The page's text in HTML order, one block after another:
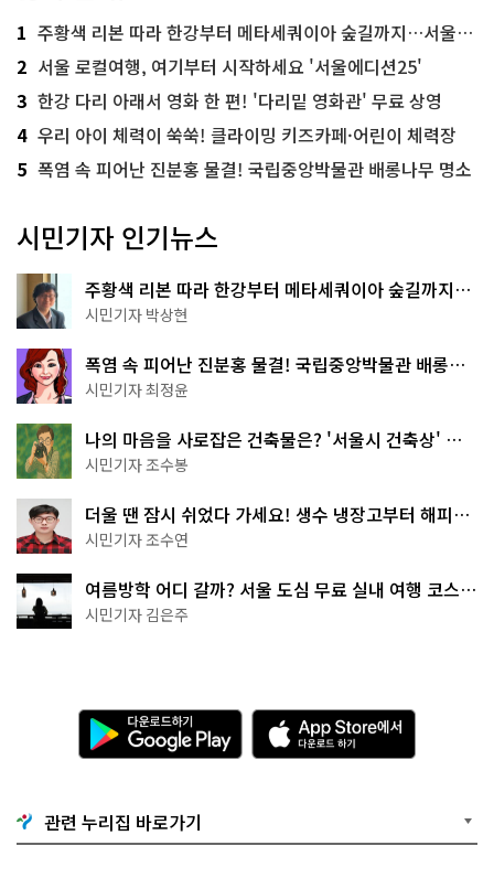
1 주황색 리본 따라 한강부터 메타세쿼이아 숲길까지…서울둘레길 15코스
2 서울 로컬여행, 여기부터 시작하세요 '서울에디션25'
3 한강 다리 아래서 영화 한 편! '다리밑 영화관' 무료 상영
4 우리 아이 체력이 쑥쑥! 클라이밍 키즈카페·어린이 체력장
5 폭염 속 피어난 진분홍 물결! 국립중앙박물관 배롱나무 명소
시민기자 인기뉴스
주황색 리본 따라 한강부터 메타세쿼이아 숲길까지…
서울둘레길 15코스
시민기자 박상현
폭염 속 피어난 진분홍 물결! 국립중앙박물관 배롱나
무 명소
시민기자 최정윤
나의 마음을 사로잡은 건축물은? '서울시 건축상' 수
상작 공개!
시민기자 조수봉
더울 땐 잠시 쉬었다 가세요! 생수 냉장고부터 해피소
·무더위쉼터까지
시민기자 조수연
여름방학 어디 갈까? 서울 도심 무료 실내 여행 코스
추천
시민기자 김은주
다
운
로
기
G
o
A
p
p
e
관련 누리집 바로가기